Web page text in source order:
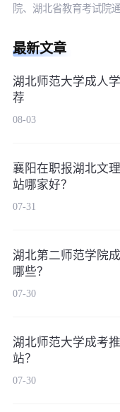
院、湖北省教育考试院
最新文章
湖北师范大学成人
荐
08-03
襄阳在职报湖北文
站哪家好？
07-31
湖北第二师范学院
哪些？
07-30
湖北师范大学成考
站？
07-30